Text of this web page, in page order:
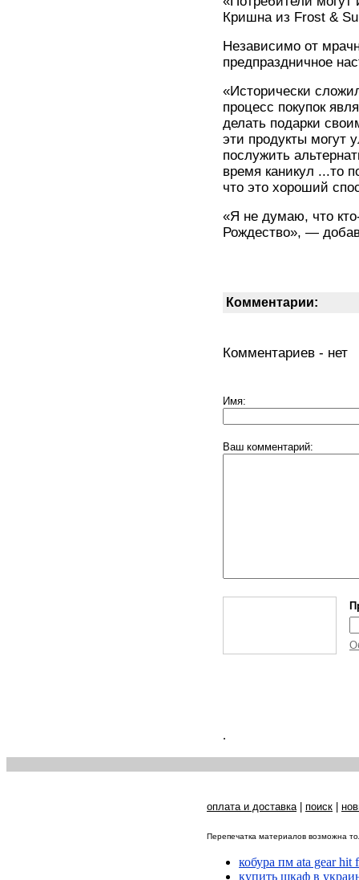
Кришна из Frost &
Независимо от
предпраздничное
«Исторически
процесс покупок
делать подарки
эти продукты могут
послужить
время каникул ...то
что это хороший
«Я не думаю, что
Рождество», —
Комментарии:
Комментариев - нет
Имя:
Ваш комментарий:
.
оплата и доставка| поиск
Перепечатка материалов возможна
кобура пм ata gear hit
купить шкаф в